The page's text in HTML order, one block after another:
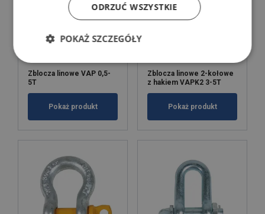
Zblocza linowe VAP 0,5-
5T
Pokaż produkt
Zblocza linowe 2-kołowe
z hakiem VAPK2 3-5T
Pokaż produkt
ODRZUĆ WSZYSTKIE
POKAŻ SZCZEGÓŁY